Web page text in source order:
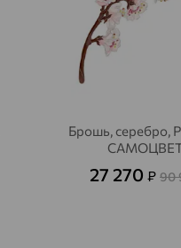
Брошь, серебро,
27 270 ₽ 90